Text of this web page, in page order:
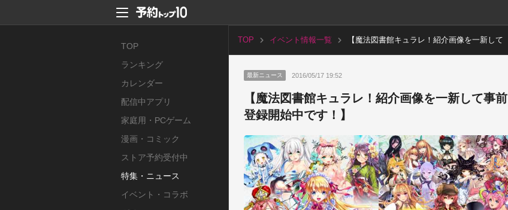
TOP
ランキング
カレンダー
配信中アプリ
家庭用・PCゲーム
漫画・コミック
ストア予約受付中
特集・ニュース
イベント・コラボ
TOP イベント情報一覧
【魔法図書館キュラレ！紹介画像を一新して
最新ニュース 2016/05/17 19:52
【魔法図書館キュラレ！紹介画像を一新して事前
登録開始中です！】